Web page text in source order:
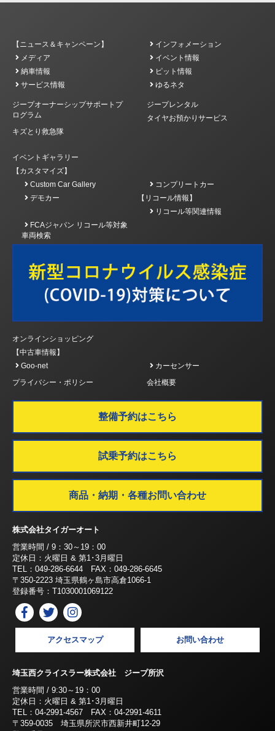
【ニュース＆キャンペーン】
インフォメーション
メディア
イベント情報
納車情報
ピット情報
サービス情報
ゆるネタ
ジープオーナーシップサポートプ
ログラム
ジープレンタル
タイヤお預かりサービス
キズとり救急隊
イベントギャラリー
【カスタマイズ】
Custom Car Gallery
コンプリートカー
デモカー
【リコール情報】
リコール等関連情報
FCAジャパン リコール等対象
車両検索
オンラインショッピング
【中古車情報】
Goo-net
カーセンサー
プライバシー・ポリシー
会社概要
整備予約はこちら
試乗予約はこちら
商品・納期・各種お問い合わせ
株式会社タイガーオート
営業時間 / 9：30～19：00
定休日：火曜日 & 第1･3月曜日
TEL：049-286-6644 FAX：049-286-6645
〒350-2223 埼玉県鶴ヶ島市高倉1066-1
登録番号：T1030001069122
アクセスマップ お問い合わせ
埼玉西クライスラー株式会社 ジープ所沢
営業時間 / 9:30～19：00
定休日：火曜日 & 第1･3月曜日
TEL：04-2991-4567 FAX：04-2991-4611
〒359-0035 埼玉県所沢市西新井町12-29